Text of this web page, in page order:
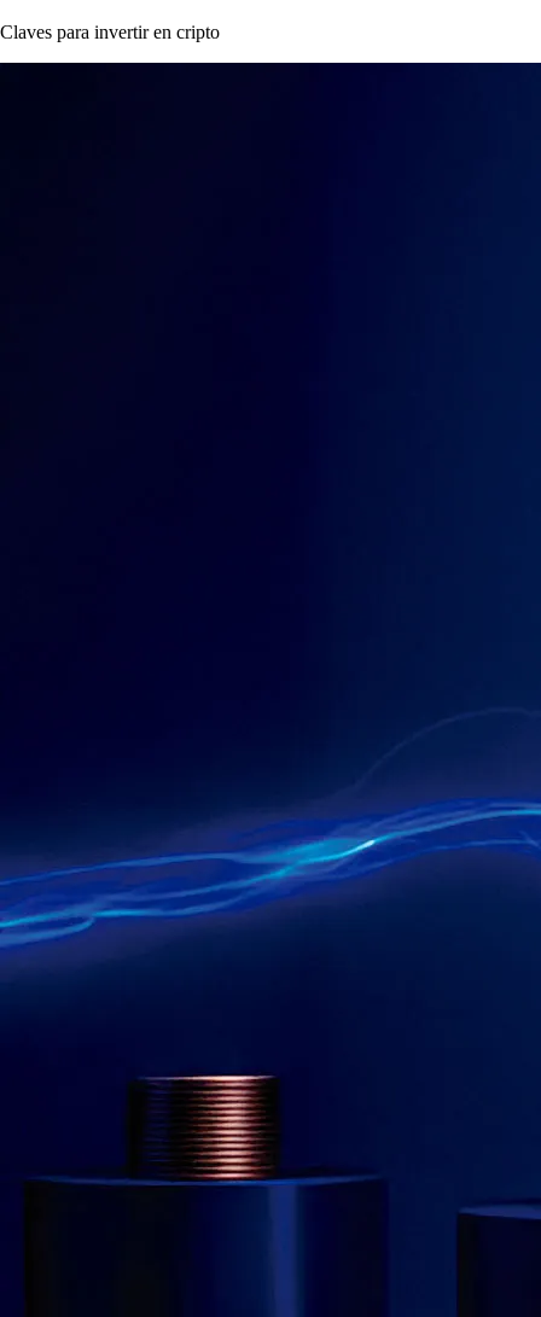
Claves para invertir en cripto